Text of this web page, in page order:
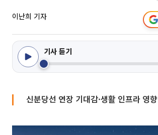
이난희 기자
기사 듣기
신분당선 연장 기대감·생활 인프라 영향